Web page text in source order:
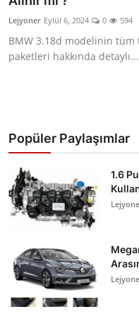
İkinci El & Ekspertiz
Muayene & Emisyon
Sigorta & Kasko
Yakıt, LPG & Elektrikli
Lejyoner Eylül 6, 2024 0 594
BMW 3.18d modelinin tüm
paketleri hakkında detaylı...
Popüler Paylaşımlar
1.6